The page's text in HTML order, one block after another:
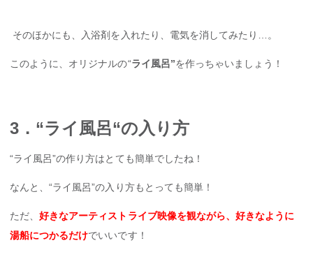
そのほかにも、入浴剤を入れたり、電気を消してみたり…。
このように、オリジナルの“ライ風呂”を作っちゃいましょう！
3．“ライ風呂“の入り方
“ライ風呂”の作り方はとても簡単でしたね！
なんと、“ライ風呂”の入り方もとっても簡単！
ただ、好きなアーティストライブ映像を観ながら、好きなように
湯船につかるだけでいいです！